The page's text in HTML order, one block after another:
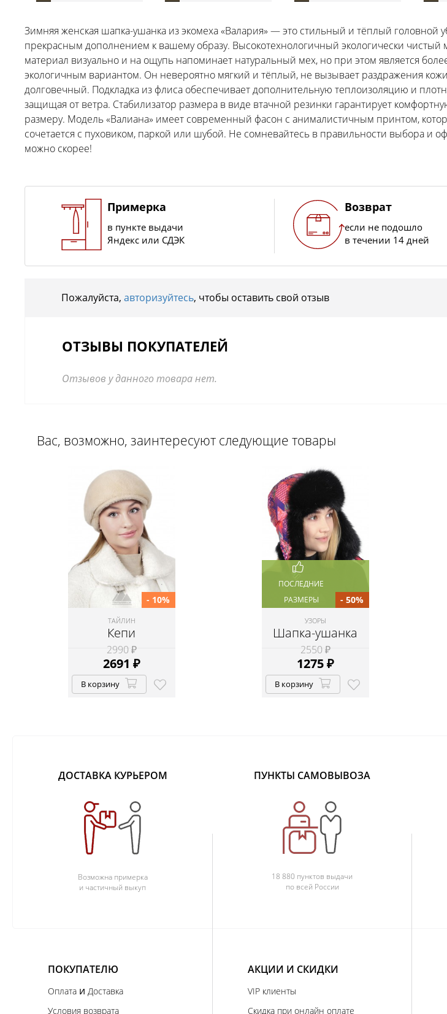
Зимняя женская шапка-ушанка из экомеха «Валария» — это стильный и тёплый головной
прекрасным дополнением к вашему образу. Высокотехнологичный экологически чистый
материал визуально и на ощупь напоминает натуральный мех, но при этом является
экологичным вариантом. Он невероятно мягкий и тёплый, не вызывает раздражения
долговечный. Подкладка из флиса обеспечивает дополнительную теплоизоляцию и
защищая от ветра. Стабилизатор размера в виде втачной резинки гарантирует
размеру. Модель «Валиана» имеет современный фасон с анималистичным принтом,
сочетается с пуховиком, паркой или шубой. Не сомневайтесь в правильности выбора и
можно скорее!
Примерка
в пункте выдачи
Яндекс или СДЭК
Возврат
если не подошло
в течении 14 дней
Пожалуйста, авторизуйтесь, чтобы оставить свой отзыв
ОТЗЫВЫ ПОКУПАТЕЛЕЙ
Отзывов у данного товара нет.
Вас, возможно, заинтересуют следующие товары
ТАЙЛИН
Кепи
2990 ₽
2691 ₽
- 10%
В корзину
ПОСЛЕДНИЕ
РАЗМЕРЫ
УЗОРЫ
Шапка-ушанка
2550 ₽
1275₽
- 50%
В корзину
ДОСТАВКА КУРЬЕРОМ
Возможна примерка
и частичный выкуп
ПУНКТЫ САМОВЫВОЗА
18 880 пунктов выдачи
по всей России
ПОКУПАТЕЛЮ
Оплата и Доставка
Условия возврата
АКЦИИ И СКИДКИ
VIP клиенты
Скидка при онлайн оплате